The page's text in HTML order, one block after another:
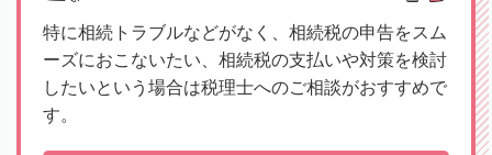
特に相続トラブルなどがなく、相続税の申告をスム
ーズにおこないたい、相続税の支払いや対策を検討
したいという場合は税理士へのご相談がおすすめで
す。